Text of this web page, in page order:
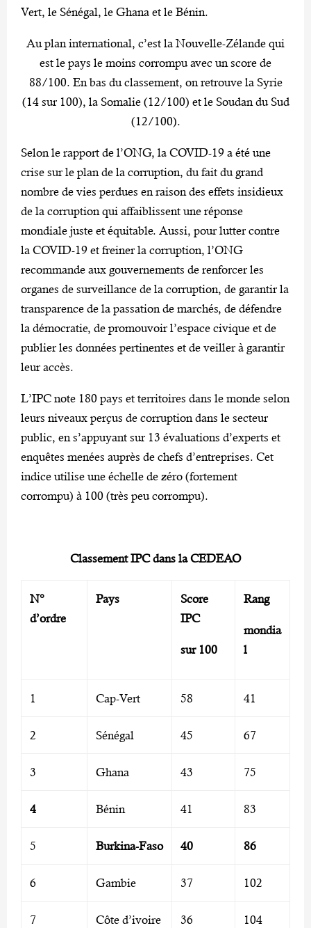
Vert, le Sénégal, le Ghana et le Bénin.
Au plan international, c’est la Nouvelle-Zélande qui
est le pays le moins corrompu avec un score de
88/100. En bas du classement, on retrouve la Syrie
(14 sur 100), la Somalie (12/100) et le Soudan du Sud
(12/100).
Selon le rapport de l’ONG, la COVID-19 a été une
crise sur le plan de la corruption, du fait du grand
nombre de vies perdues en raison des effets insidieux
de la corruption qui affaiblissent une réponse
mondiale juste et équitable. Aussi, pour lutter contre
la COVID-19 et freiner la corruption, l’ONG
recommande aux gouvernements de renforcer les
organes de surveillance de la corruption, de garantir la
transparence de la passation de marchés, de défendre
la démocratie, de promouvoir l’espace civique et de
publier les données pertinentes et de veiller à garantir
leur accès.
L’IPC note 180 pays et territoires dans le monde selon
leurs niveaux perçus de corruption dans le secteur
public, en s’appuyant sur 13 évaluations d’experts et
enquêtes menées auprès de chefs d’entreprises. Cet
indice utilise une échelle de zéro (fortement
corrompu) à 100 (très peu corrompu).
Classement IPC dans la CEDEAO
N°
d’ordre
Pays
Score
IPC
sur 100
Rang
mondia
l
1 Cap-Vert 58 41
2 Sénégal 45 67
3 Ghana 43 75
4 Bénin 41 83
5 Burkina-Faso 40 86
6 Gambie 37 102
7 Côte d’ivoire 36 104